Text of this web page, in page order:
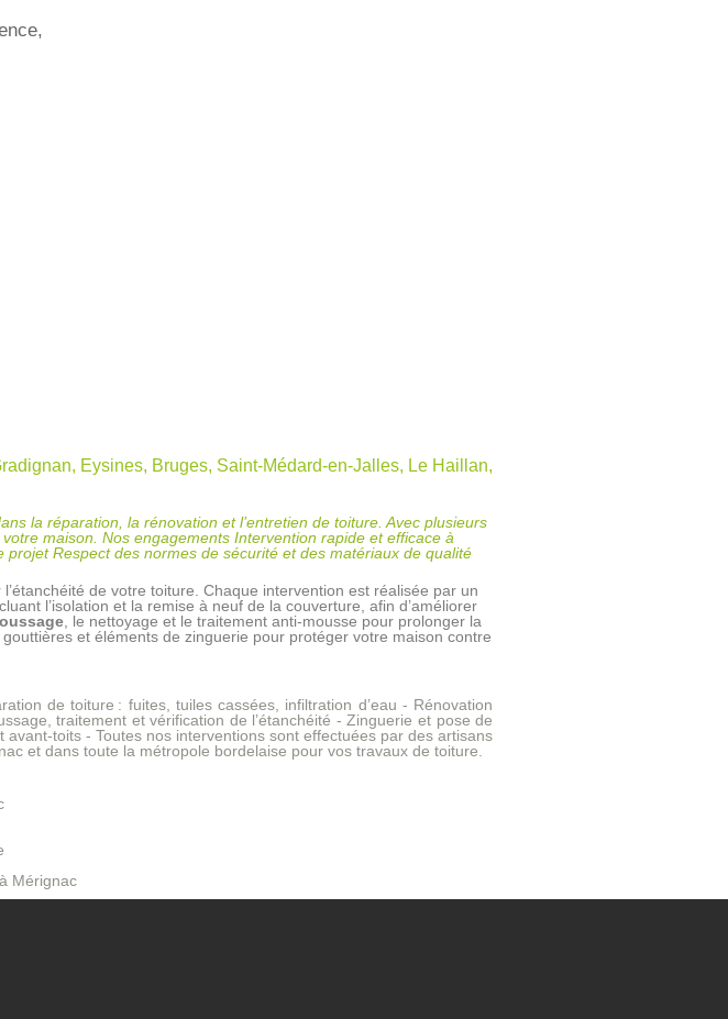
Eysines, Bruges, Saint-Médard-en-Jalles, Le Haillan,
la réparation, la rénovation et l’entretien de toiture. Avec plusieurs
maison. Nos engagements Intervention rapide et efficace à
Respect des normes de sécurité et des matériaux de qualité
de votre toiture. Chaque intervention est réalisée par un
l’isolation et la remise à neuf de la couverture, afin d’améliorer
, le nettoyage et le traitement anti-mousse pour prolonger la
et éléments de zinguerie pour protéger votre maison contre
de toiture : fuites, tuiles cassées, infiltration d’eau - Rénovation
traitement et vérification de l’étanchéité -Zinguerie et pose de
toits - Toutes nos interventions sont effectuées par des artisans
et dans toute la métropole bordelaise pour vos travaux de toiture.
Mérignac